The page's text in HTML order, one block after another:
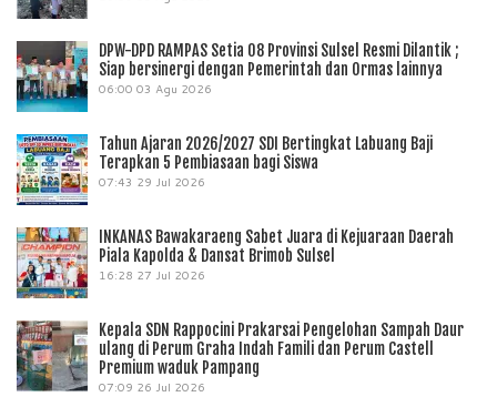
DPW-DPD RAMPAS Setia 08 Provinsi Sulsel Resmi Dilantik ;
Siap bersinergi dengan Pemerintah dan Ormas lainnya
06:00 03 Agu 2026
Tahun Ajaran 2026/2027 SDI Bertingkat Labuang Baji
Terapkan 5 Pembiasaan bagi Siswa
07:43 29 Jul 2026
INKANAS Bawakaraeng Sabet Juara di Kejuaraan Daerah
Piala Kapolda & Dansat Brimob Sulsel
16:28 27 Jul 2026
Kepala SDN Rappocini Prakarsai Pengelohan Sampah Daur
ulang di Perum Graha Indah Famili dan Perum Castell
Premium waduk Pampang
07:09 26 Jul 2026